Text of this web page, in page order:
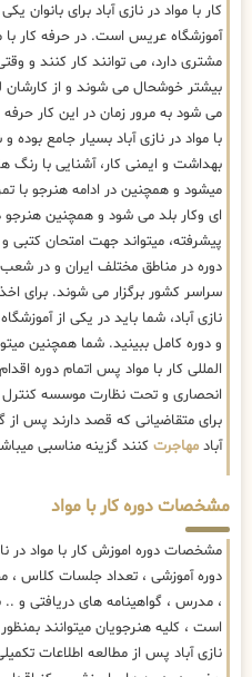
کار با مواد در نازی آباد برای بانوان
آموزشگاه عریس است. در حرفه کار با
مشتری دارد، می توانند کار کنند و
بیشتر خوشحال می شوند و از
می شود به مرور زمان در این کار
با مواد در نازی آباد بسیار جامع
بهداشت و ایمنی کار، آشنایی با
میشود و همچنین در ادامه هنرجو با
ای وکار بلد می شود و همچنین
پیشرفته، میتواند جهت امتحان کتبی
دوره در مناطق مختلف ایران و در
سراسر کشور برگزار می شوند. برای
نازی آباد، شما باید در یکی از
و دوره کامل ببینید. شما همچنین
المللی کار با مواد پس اتمام دوره
برای متقاضیانی که قصد دارند پس از
آباد مهاجرت کنند گزینه مناسبی
مشخصات دوره کار با مواد
مشخصات دوره اموزش کار با مواد در
دوره آموزشی ، تعداد جلسات کلاس ،
، مدرس ، گواهینامه های دریافتی و
است ، کلیه هنرجویان میتوانند
نازی آباد پس از مطالعه اطلاعات